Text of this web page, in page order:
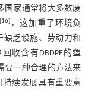
国家通常将大多数废
[16] ，这加重了环境负
乏设施、劳动力和
收含有DBDPE的塑
要一种合理的方法来
持续发展具有重要意